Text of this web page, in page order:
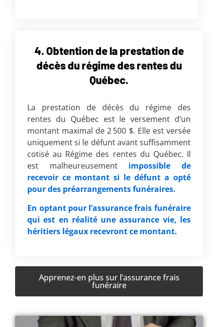
4. Obtention de la prestation de
décès du régime des rentes du
Québec.
La prestation de décès du régime des
rentes du Québec est le versement d’un
montant maximal de 2 500 $. Elle est versée
uniquement si le défunt avant suffisamment
cotisé au Régime des rentes du Québec. Il
est malheureusement impossible de
recevoir ce montant si le défunt a opté
pour des préarrangements funéraires.
En optant pour l’assurance frais funéraire
qui est en réalité une assurance vie, les
héritiers légaux recevront ce montant.
Apprenez-en plus sur l’assurance frais
funéraire